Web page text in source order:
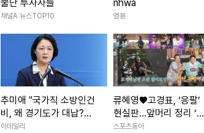
뿔난 투자자들
채널A 뉴스TOP10
nhwa
엠봉
추미애 "국가직 소방인건
비, 왜 경기도가 대납?…1
조 넘어"
이데일리
류혜영♥고경표, ‘응팔’
현실판…앞머리 정리 ‘심
쿵’→최고 7.8% (나혼
스포츠동아